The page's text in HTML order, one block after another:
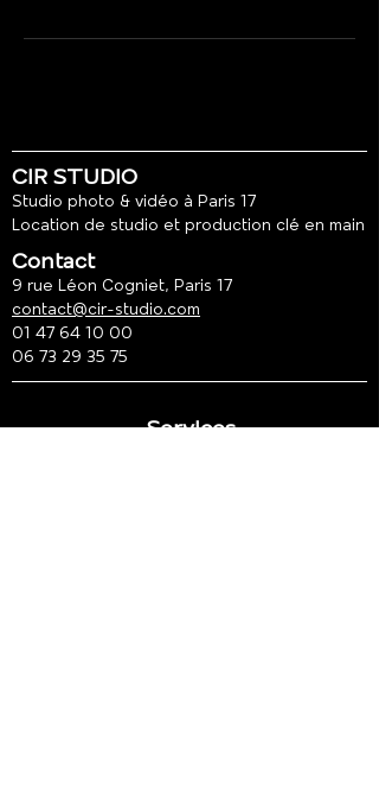
CIR STUDIO
Studio photo & vidéo à Paris 17
Location de studio et production clé en main
Contact
9 rue Léon Cogniet, Paris 17
contact@cir-studio.com
01 47 64 10 00
06 73 29 35 75
Services